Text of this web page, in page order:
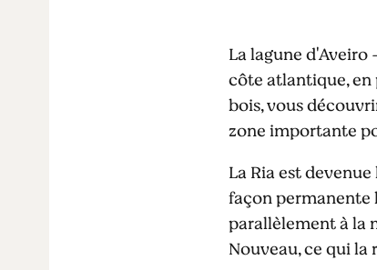
La lagune d'Aveiro
côte atlantique, en
bois, vous
zone importante
La Ria est
façon permanente
parallèlement à la
Nouveau, ce qui la